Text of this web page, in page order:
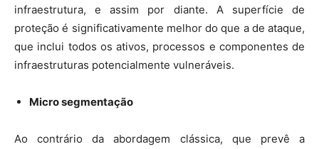
infraestrutura, e assim por diante. A superfície de
proteção é significativamente melhor do que a de ataque,
que inclui todos os ativos, processos e componentes de
infraestruturas potencialmente vulneráveis.
Micro segmentação
Ao contrário da abordagem clássica, que prevê a